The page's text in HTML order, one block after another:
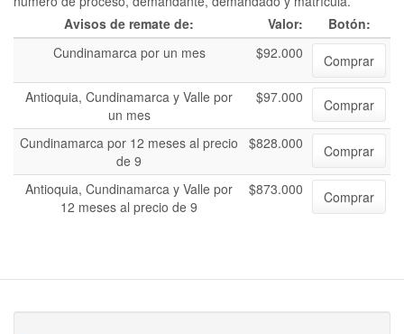
Avisos de remate de:
Valor:
Botón:
Cundinamarca por un mes
$92.000
Comprar
Antioquia, Cundinamarca y Valle por
un mes
$97.000 Comprar
Cundinamarca por 12 meses al precio
de 9
$828.000 Comprar
Antioquia, Cundinamarca y Valle por
12 meses al precio de 9
$873.000 Comprar